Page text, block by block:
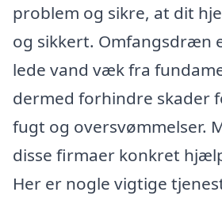
problem og sikre, at dit
og sikkert. Omfangsdræn
lede vand væk fra
dermed forhindre skader
fugt og oversvømmelser.
disse firmaer konkret
Her er nogle vigtige